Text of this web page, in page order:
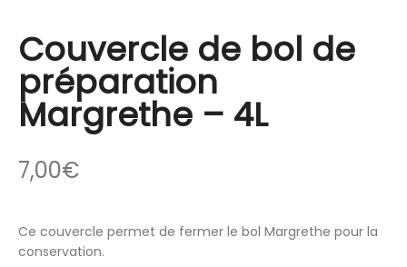
Couvercle de bol de
préparation
Margrethe – 4L
7,00€
Ce couvercle permet de fermer le bol Margrethe pour la
conservation.